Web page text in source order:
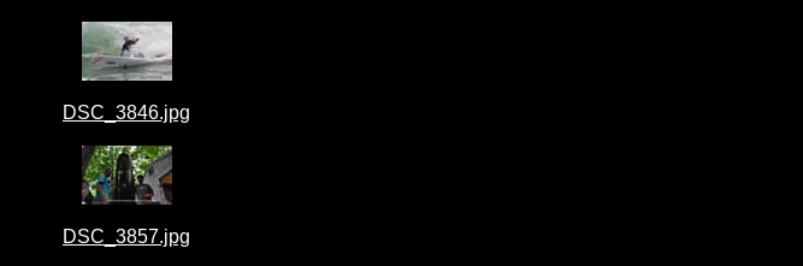
DSC_3846.jpg
DSC_3857.jpg